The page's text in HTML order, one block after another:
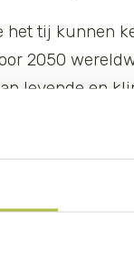
het tij kunnen
2050
levende en
en dier.
rapport
reageren op
en